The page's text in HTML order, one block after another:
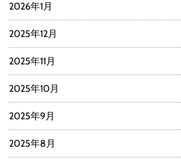
2026年1月
2025年12月
2025年11月
2025年10月
2025年9月
2025年8月